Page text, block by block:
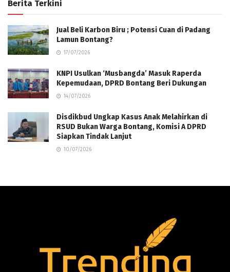
Berita Terkini
Jual Beli Karbon Biru ; Potensi Cuan di Padang
Lamun Bontang?
17/07/2026
KNPI Usulkan ‘Musbangda’ Masuk Raperda
Kepemudaan, DPRD Bontang Beri Dukungan
14/07/2026
Disdikbud Ungkap Kasus Anak Melahirkan di
RSUD Bukan Warga Bontang, Komisi A DPRD
Siapkan Tindak Lanjut
10/07/2026